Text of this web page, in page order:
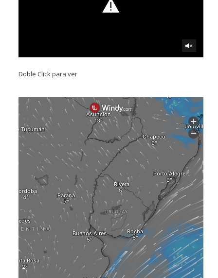
Doble Click para ver